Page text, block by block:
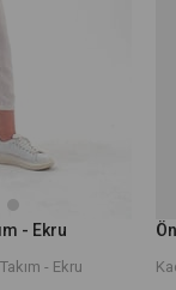
- Ekru
- Ekru